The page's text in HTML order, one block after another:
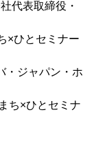
代表取締役・
×ひとセミナー
・ジャパン・ホ
ち×ひとセミナ